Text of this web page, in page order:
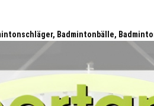
Badmintonbälle,